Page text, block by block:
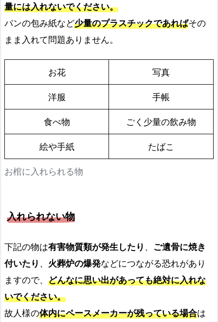
量には入れないでください。
パンの包み紙など少量のプラスチックであればその
まま入れて問題ありません。
お棺に入れられる物
お花 写真
洋服 手帳
食べ物 ごく少量の飲み物
絵や手紙 たばこ
入れられない物
下記の物は有害物質類が発生したり 、 ご遺骨に焼き
付いたり 、 火葬炉の爆発などにつながる恐れがあり
ますので、 どんなに思い出があっても絶対に入れな
いでください。
故人様の体内にペースメーカーが残っている場合は